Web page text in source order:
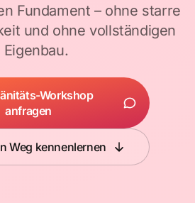
Fundament – ohne starre
und ohne vollständigen
Eigenbau.
Workshop
anfragen
Weg kennenlernen